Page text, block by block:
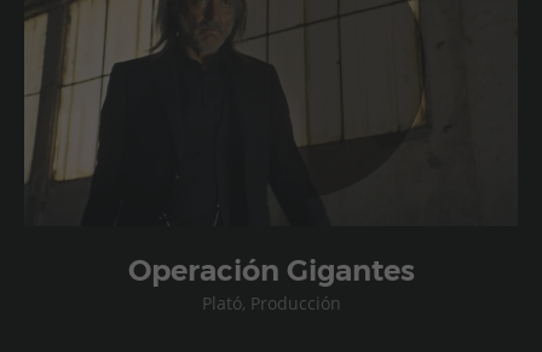
Operación Gigantes
Plató, Producción